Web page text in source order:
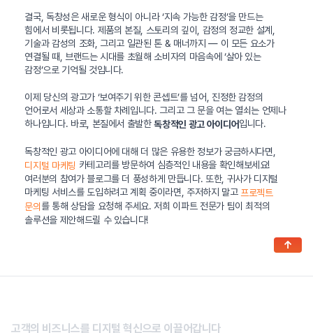
결국, 독창성은 새로운 형식이 아니라 ‘지속 가능한 감정’을 만드는
힘에서 비롯됩니다. 제품의 본질, 스토리의 깊이, 감정의 정교한 설계,
기술과 감성의 조화, 그리고 일관된 톤 & 매너까지 — 이 모든 요소가
연결될 때, 브랜드는 시대를 초월해 소비자의 마음속에 ‘살아 있는
감정’으로 기억될 것입니다.
이제 당신의 광고가 ‘보여주기 위한 콘셉트’를 넘어, 진정한 감정의
언어로서 세상과 소통할 차례입니다. 그리고 그 문을 여는 열쇠는 언제나
하나입니다. 바로, 본질에서 출발한독창적인 광고 아이디어입니다.
독창적인 광고 아이디어에 대해 더 많은 유용한 정보가 궁금하시다면,
디지털 마케팅 카테고리를 방문하여 심층적인 내용을 확인해보세요!
여러분의 참여가 블로그를 더 풍성하게 만듭니다. 또한, 귀사가 디지털
마케팅 서비스를 도입하려고 계획 중이라면, 주저하지 말고 프로젝트
문의를 통해 상담을 요청해 주세요. 저희 이파트 전문가 팀이 최적의
솔루션을 제안해드릴 수 있습니다!
고객의 비즈니스를 디지털 혁신으로 이끌어갑니다
↑